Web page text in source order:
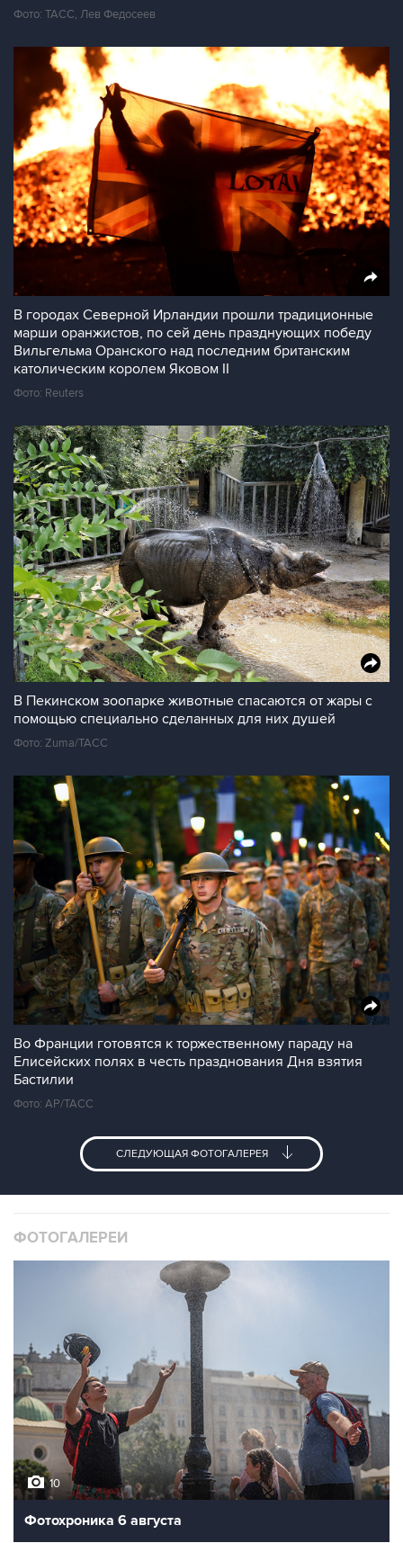
Фото: ТАСС, Лев Федосеев
В городах Северной Ирландии прошли традиционные
марши оранжистов, по сей день празднующих победу
Вильгельма Оранского над последним британским
католическим королем Яковом II
Фото: Reuters
В Пекинском зоопарке животные спасаются от жары с
помощью специально сделанных для них душей
Фото: Zuma/ТАСС
Во Франции готовятся к торжественному параду на
Елисейских полях в честь празднования Дня взятия
Бастилии
Фото: AP/ТАСС
СЛЕДУЮЩАЯ ФОТОГАЛЕРЕЯ
ФОТОГАЛЕРЕИ
10
Фотохроника 6 августа